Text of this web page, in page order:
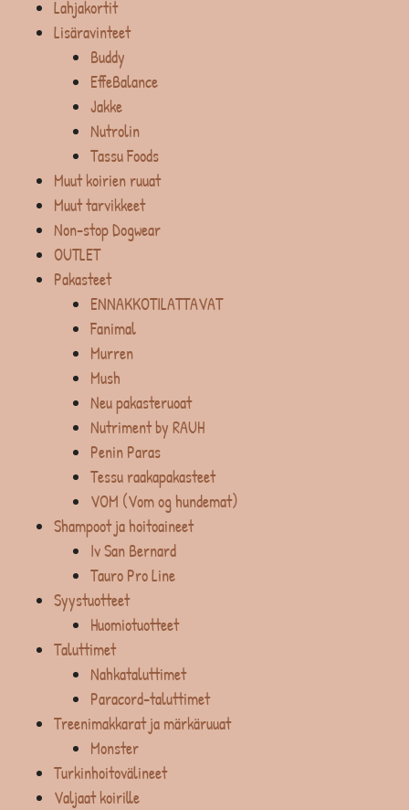
Lahjakortit
Lisäravinteet
Buddy
EffeBalance
Jakke
Nutrolin
Tassu Foods
Muut koirien ruuat
Muut tarvikkeet
Non-stop Dogwear
OUTLET
Pakasteet
ENNAKKOTILATTAVAT
Fanimal
Murren
Mush
Neu pakasteruoat
Nutriment by RAUH
Penin Paras
Tessu raakapakasteet
VOM (Vom og hundemat)
Shampoot ja hoitoaineet
Iv San Bernard
Tauro Pro Line
Syystuotteet
Huomiotuotteet
Taluttimet
Nahkataluttimet
Paracord-taluttimet
Treenimakkarat ja märkäruuat
Monster
Turkinhoitovälineet
Valjaat koirille